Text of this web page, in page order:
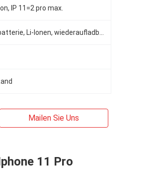
IP 11=2 pro max.
Mailen Sie Uns
11 Pro